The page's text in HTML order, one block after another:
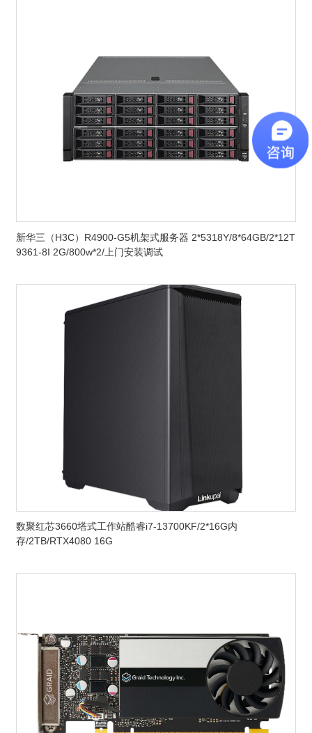
新华三（H3C）R4900-G5机架式服务器 2*5318Y/8*64GB/2*12T
9361-8I 2G/800w*2/上门安装调试
数聚红芯3660塔式工作站酷睿i7-13700KF/2*16G内
存/2TB/RTX4080 16G